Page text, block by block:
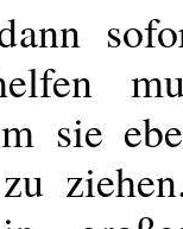
sie